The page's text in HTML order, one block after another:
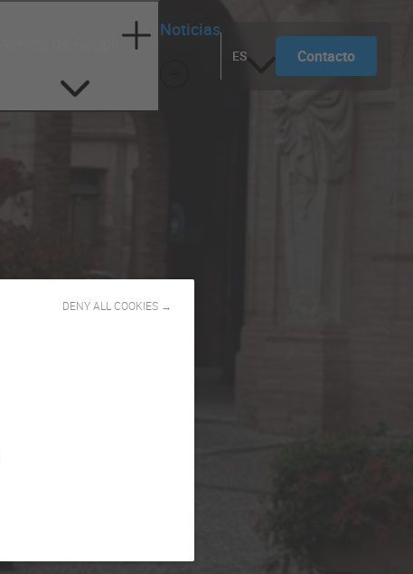
DENY ALL COOKIES →
Noticias
ES Contacto